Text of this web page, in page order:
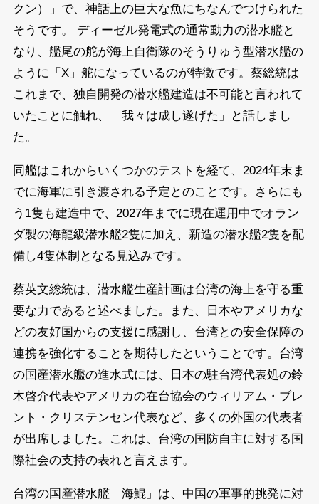
クン）」で、神話上の巨大な魚にちなんでつけられた
そうです。 ディーゼル発電式の通常動力の潜水艦と
なり、艦尾の舵が海上自衛隊のそうりゅう型潜水艦の
ように「X」舵になっているのが特徴です。蔡総統は
これまで、独自開発の潜水艦建造は不可能と言われて
いたことに触れ、「我々は成し遂げた」と話しまし
た。
同艦はこれからいくつかのテストを経て、2024年末ま
でに海軍に引き渡される予定とのことです。さらにも
う1隻も建造中で、2027年までに現在運用中でオラン
ダ製の海龍級潜水艦2隻に加え、新造の潜水艦2隻を配
備し4隻体制となる見込みです。
蔡英文総統は、潜水艦生産計画は台湾の海上を守る重
要な力であると述べました。また、日本やアメリカな
どの友好国からの支援に感謝し、台湾との安全保障の
連携を強化することを期待したということです。台湾
の国産潜水艦の進水式には、日本の駐台湾代表処の鈴
木啓介代表やアメリカの在台協会のウィリアム・ブレ
ント・クリステンセン代表など、多くの外国の代表者
が出席しました。これは、台湾の国防自主に対する国
際社会の支持の表れと言えます。
台湾の国産潜水艦「海鯤」は、中国の軍事的挑発に対